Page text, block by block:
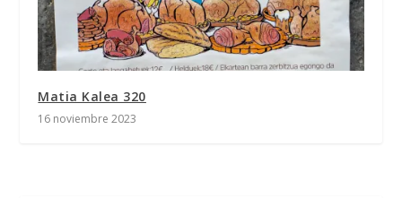
Matia Kalea 320
16 noviembre 2023